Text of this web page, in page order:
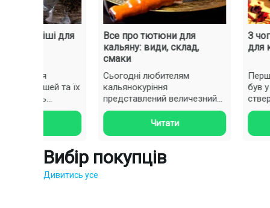
для
та їх
тютюн для ..
Все про тютюни для
кальяну: види, склад,
смаки
Сьогодні любителям
кальянокуріння
представлений величезний
вибір різноманітних сумішей
Читати
З чого
для
Перший
був у
а Індії. І
Вибір покупців
Дивитись усе